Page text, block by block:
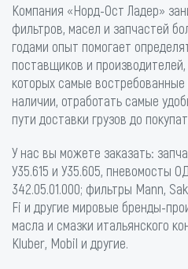
Компания «Норд-Ост Ладер»
фильтров, масел и запчастей
годами опыт помогает
поставщиков и
которых самые востребованные
наличии, отработать самые
пути доставки грузов до
У нас вы можете заказать:
У35.615 и У35.605, пневомосты
342.05.01.000; фильтры Mann,
Fi и другие мировые бренды-
масла и смазки итальянского
Kluber, Mobil и другие.